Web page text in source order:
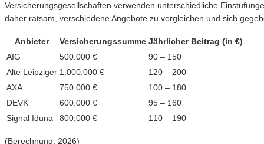
Versicherungsgesellschaften verwenden unterschiedliche
daher ratsam, verschiedene Angebote zu vergleichen und sich
Anbieter Versicherungssumme Jährlicher Beitrag (in €)
AIG
500.000 €
90 – 150
Alte Leipziger 1.000.000 €
120 – 200
AXA
750.000 €
100 – 180
DEVK
600.000 €
95 – 160
Signal Iduna
800.000 € 110 – 190
(Berechnung: 2026)